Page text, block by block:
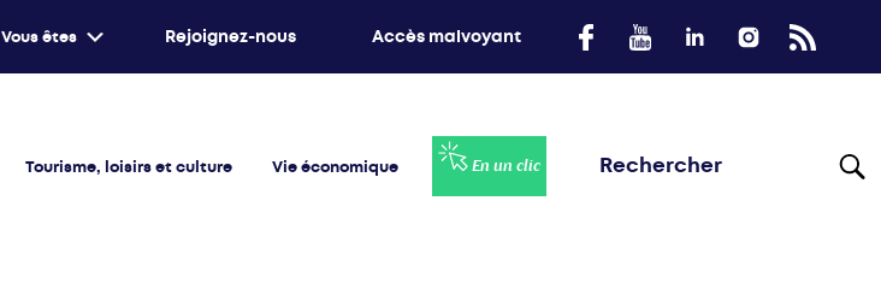
Vous êtes Rejoignez-nous Accès malvoyant
Tourisme, loisirs et culture Vie économique En un clic